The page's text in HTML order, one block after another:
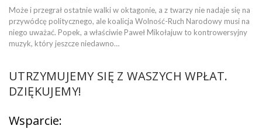
Może i przegrał ostatnie walki w oktagonie, a z twarzy nie nadaje się na
przywódcę politycznego, ale koalicja Wolność-Ruch Narodowy musi na
niego uważać. Popek, a właściwie Paweł Mikołajuw to kontrowersyjny
muzyk, który jeszcze niedawno…
UTRZYMUJEMY SIĘ Z WASZYCH WPŁAT.
DZIĘKUJEMY!
Wsparcie: